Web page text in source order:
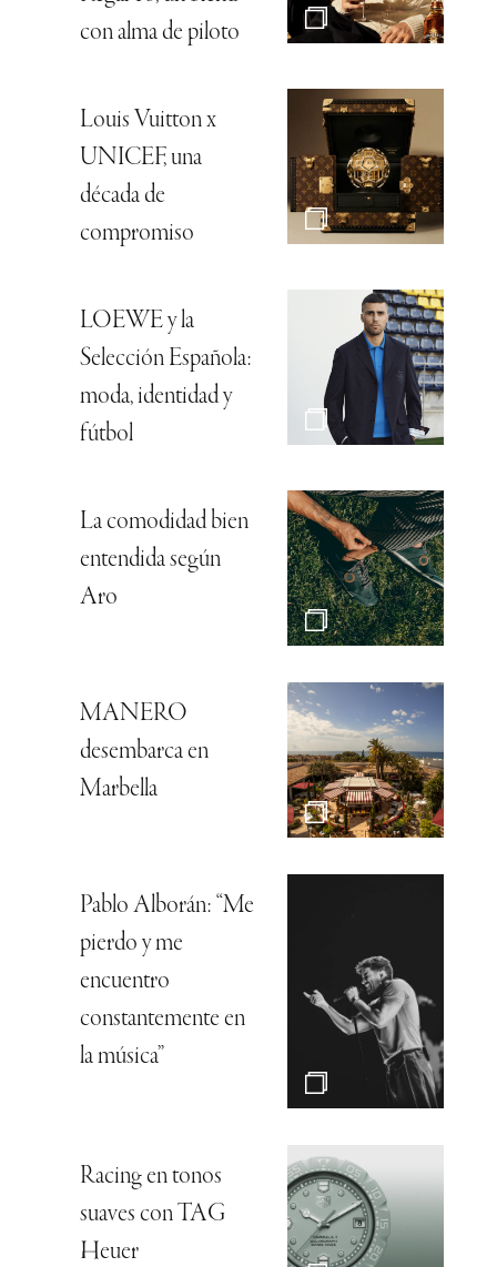
con alma de piloto
Louis Vuitton x
UNICEF, una
década de
compromiso
LOEWE y la
Selección Española:
moda, identidad y
fútbol
La comodidad bien
entendida según
Aro
MANERO
desembarca en
Marbella
Pablo Alborán: “Me
pierdo y me
encuentro
constantemente en
la música”
Racing en tonos
suaves con TAG
Heuer